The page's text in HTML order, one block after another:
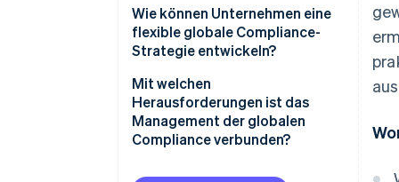
Risiken in großem Umfang
werden vermieden
Interne Standards und ethische
Grundsätze werden gestärkt
Einheitliche Prozesse für die
Datenerfassung nutzen
Automatisierung nutzen, wo
immer dies möglich ist
Klare Rollen und wiederholbare
Prozesse zuweisen
Standards für die
Finanzberichterstattung
Datenschutz und Privatsphäre
Standards für Anti-Geldwäsche
(AML) und Know Your Customer
(KYC)
Wie können Unternehmen eine
flexible globale Compliance-
Strategie entwickeln?
Mit einem risikobasierten
Ansatz beginnen
Konsistente Richtlinien
erstellen, die skaliert werden
können
Mit welchen
Herausforderungen ist das
Management der globalen
Compliance verbunden?
Die Vorschriften ändern sich